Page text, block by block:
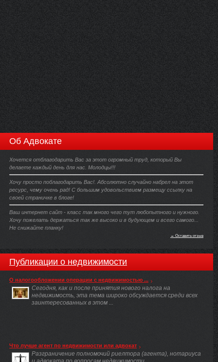
Об Адвокате
Хочется отблагодарить Вас за этот огромный труд, который Вы
делаете каждый день для нас. Молодцы!!!
Хочу просто поблагодарить Вас!. Абсолютно случайно набрел на этот
ресурс, чему очень рад! С большим удовольствием размещу ссылку на
своей страничке в блоге!
Ваш интернет сайт - класс так много чего тут любопытного и нужного.
Хочу пожелать держаться так же высоко и в будующем и всего самого...
Не снижайте планку!
→ Оставить отзыв
Публикации о недвижимости
О налогообложении операции с недвижимостью ...
Сегодня, как и после принятия нового налога на
недвижимость, эта тема широко обсуждается среди всех
заинтересованных в этом ...
Что лучше агент по недвижимости или адвокат
Разграничение полномочий риелтора (агента), нотариуса
и адвоката по вопросам недвижимости.